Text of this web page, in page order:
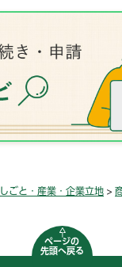
しごと・産業・企業立地 >
ページの
先頭へ戻る